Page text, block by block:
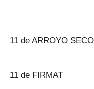
11 de ARROYO SECO
11 de FIRMAT